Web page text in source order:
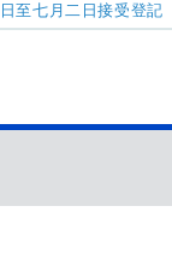
至七月二日接受登記